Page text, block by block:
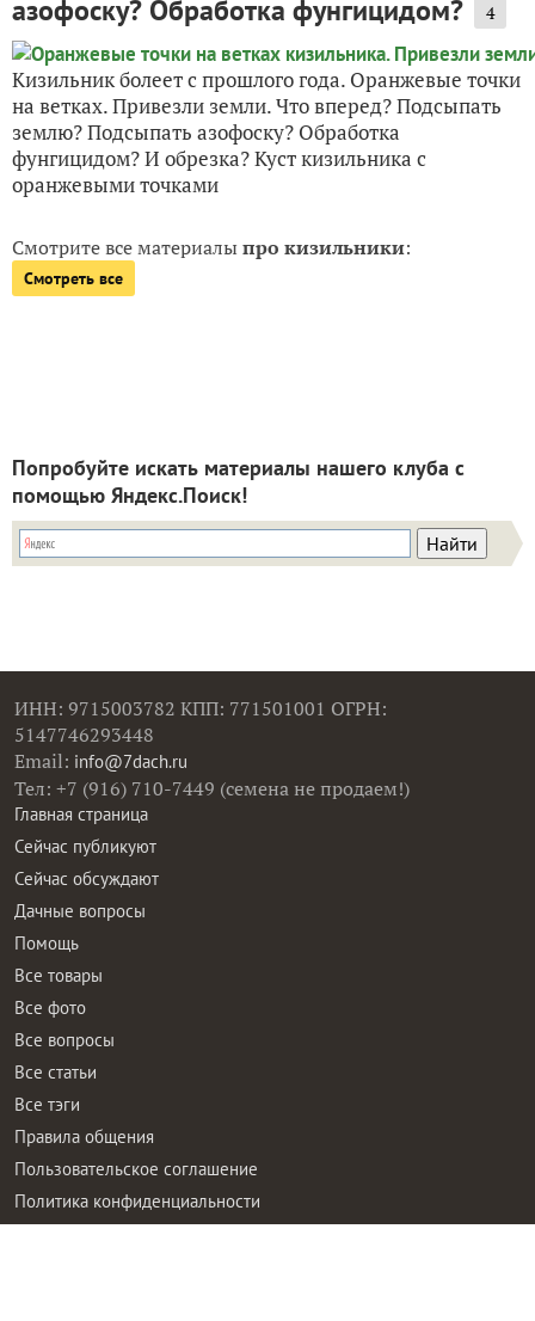
азофоску? Обработка фунгицидом? 4
Кизильник болеет с прошлого года. Оранжевые точки
на ветках. Привезли земли. Что вперед? Подсыпать
землю? Подсыпать азофоску? Обработка
фунгицидом? И обрезка? Куст кизильника с
оранжевыми точками
Смотрите все материалыпро кизильники:
Смотреть все
Попробуйте искать материалы нашего клуба с
помощью Яндекс.Поиск!
ИНН: 9715003782 КПП: 771501001 ОГРН:
5147746293448
Email: info@7dach.ru
Тел: +7 (916) 710-7449 (семена не продаем!)
Главная страница
Сейчас публикуют
Сейчас обсуждают
Дачные вопросы
Помощь
Все товары
Все фото
Все вопросы
Все статьи
Все тэги
Правила общения
Пользовательское соглашение
Политика конфиденциальности